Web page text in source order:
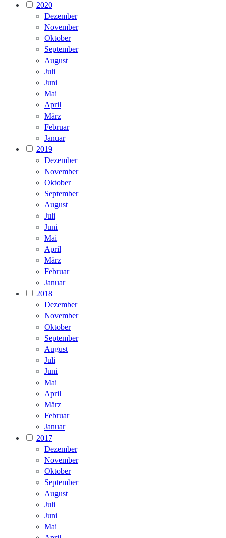
2020
Dezember
November
Oktober
September
August
Juli
Juni
Mai
April
März
Februar
Januar
2019
Dezember
November
Oktober
September
August
Juli
Juni
Mai
April
März
Februar
Januar
2018
Dezember
November
Oktober
September
August
Juli
Juni
Mai
April
März
Februar
Januar
2017
Dezember
November
Oktober
September
August
Juli
Juni
Mai